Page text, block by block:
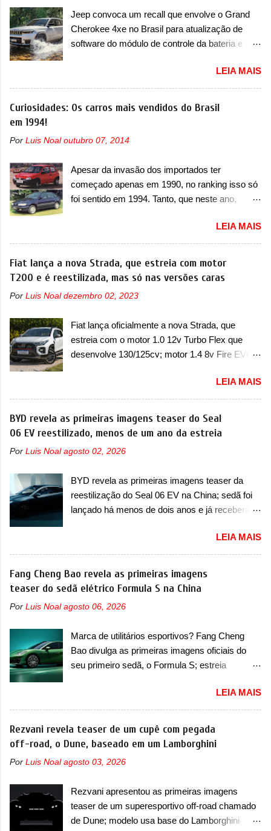
esportiva, o A05s. Previsto para ser lançado
ainda neste ano na China, o compacto elétrico
colocará a Leapmotor para concorrer com uma
BYD Dolphin e Geely EX2. Visualmente, o A05
conta com um design já visto por outros
modelos da marca, em especial do SUV
SUV, o A05 nasce com um design que está
possui faróis com um desenho mais retangular,
com um pequeno prolongamento para as
laterais. Os faróis cont...
Jeep convoca um recall que envolve o Grand
Cherokee 4xe no Brasil para atualização de
software do módulo de controle da bateria e
Jeep convocou no dia 10 de outubro de 2025
um chamado que envolve os proprietários do
Grand Cherokee 4xe, em sua versão única
unidades afetadas precisam retornar a uma
dois problemas. O primeiro deles será uma
atualização do software do módulo de controle
da bateria (AHCP e HCP). Para alguns veículos
verificação e, se necessário, a substituição do
motor do ventilador HVAC (aquecimento,
ventilação e ar-condicionado). A marca também
confirmou que “foi identificada a possibilidade de
uma sobrecarga do microprocessador do
poderá causar a perda de força motriz,
requerendo a atualização do software do
modulo de...
LEIA MAIS
Curiosidades: Os carros mais vendidos do Brasil
em 1994!
Por Luis Noal outubro 07, 2014
Apesar da invasão dos importados ter
começado apenas em 1990, no ranking isso só
foi sentido em 1994. Tanto, que neste ano,
começar pelo Chevrolet Corsa, o mais
destacado deles no ranking que perdurou no
nosso mercado até início de 2012 e com
certeza foi um grandioso lançamento da
ano também era lançada a nova geração do
ganhava uma nova geração feita do zero,
apelidada de "Bolinha" por suas formas
arredondadas. Além do Gol, outro Volkswagen
versão hatchback do Logus que chegava
depois de um ano de atraso. A invasão de 1994
foi marcava pelos franceses, alemães,
japoneses e coreanos que chegaram
arrancando corações em nosso mercado. Os
vendas em 1994 foram o Renault R19 que
vinha em 3 versões de carroceria, sendo duas
do hatch e o sedan, a famosa Kia Besta, o Vol...
LEIA MAIS
Fiat lança a nova Strada, que estreia com motor
T200 e é reestilizada, mas só nas versões caras
Por Luis Noal dezembro 02, 2023
Fiat lança oficialmente a nova Strada, que
estreia com o motor 1.0 12v Turbo Flex que
desenvolve 130/125cv; motor 1.4 8v Fire EVO
oficialmente a nova Strada, que aparece com
mudanças visuais e com uma nova opção de
motor. Depois da picape compacta receber o
câmbio automático CVT no ano passado, a Fiat
motor 1.0 12v Turbo Flex, conhecido como
Strada soube ser mutável com avanços
importantes que a concorrência nunca
conseguiu acompanhar e agora ela abre uma
T200, que estreou nos irmãos Pulse e
Fastback. "A Fiat Strada é mais do que uma
picape, é uma verdadeira revolução no
mercado automotivo. Há alguns anos era
improvável pensar que uma picape chagaria ao
Strada fez. Mais do que isso: ela é a prova viva
que time que está ganhando se mexe sim. Ao
longo da sua história, ela...
LEIA MAIS
BYD revela as primeiras imagens teaser do Seal
06 EV reestilizado, menos de um ano da estreia
Por Luis Noal agosto 02, 2026
BYD revela as primeiras imagens teaser da
reestilização do Seal 06 EV na China; sedã foi
lançado há menos de dois anos e já receberá a
primeiras imagens teaser de uma mudança
visual para um dos seus menores sedãs
elétricos na China, pertencente à linha Ocean.
Trata-se do Seal 06 EV, lançado no segundo
O modelo agora passará a ser vendido com
que vão atualizá-los para a identidade visual
mais moderna da marca, mas ainda sem
motivos para que essa mudança já seja tão
nada os primeiros consumidores). Pelas
imagens teaser, se percebe que o sedã contará
com um novo para-choque na dianteira. Ele
passa a trazer um vinco horizontal mais
destacado que atravessa toda a dianteira do
faróis. Ele ainda possui um espaço para a placa
novo abaixo do vinco e uma nova entrada de ar
inferio...
LEIA MAIS
Fang Cheng Bao revela as primeiras imagens
teaser do sedã elétrico Formula S na China
Por Luis Noal agosto 06, 2026
Marca de utilitários esportivos? Fang Cheng
Bao divulga as primeiras imagens oficiais do
seu primeiro sedã, o Formula S; estreia
como uma marca com utilitários esportivos, a
Fang Cheng Bao nasceu como uma empresa
voltada a desenvolver utilitários esportivos com
uma pegada mais off-road. E isso funcionou
muito bem com o lançamento dos modelos Bao
5 e Bao 8, além do Tai 3 e Tai 7. Agora, a marca
de... sedãs. Antecipado por imagens teaser, o
Formula S será o primeiro três volumes da
Fang Cheng Bao, que parece se perder na sua
LEIA MAIS
Rezvani revela teaser de um cupê com pegada
off-road, o Dune, baseado em um Lamborghini
Por Luis Noal agosto 03, 2026
Rezvani apresentou as primeiras imagens
teaser de um superesportivo off-road chamado
de Dune; modelo usa base do Lamborghini